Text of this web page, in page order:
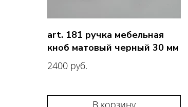
art. 181 ручка мебельная
кноб матовый черный 30 мм
2400 руб.
В корзину